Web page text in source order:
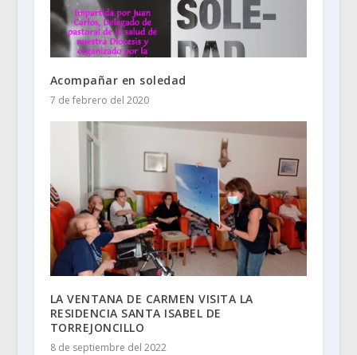
Acompañar en soledad
7 de febrero del 2020
LA VENTANA DE CARMEN VISITA LA
RESIDENCIA SANTA ISABEL DE
TORREJONCILLO
8 de septiembre del 2022